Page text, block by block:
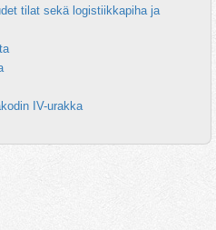
tilat sekä logistiikkapiha ja
IV-urakka